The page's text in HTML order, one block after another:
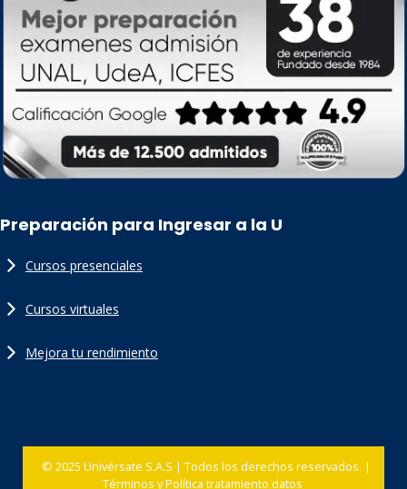
Preparación para Ingresar a la U
Cursos presenciales
Cursos virtuales
Mejora tu rendimiento
© 2025 Univérsate S.A.S | Todos los derechos reservados. |
Términos y Política tratamiento datos